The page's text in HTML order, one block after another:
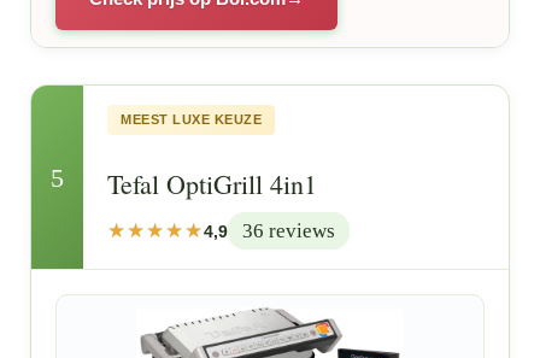
5
MEEST LUXE KEUZE
Tefal OptiGrill 4in1
4,9 36 reviews